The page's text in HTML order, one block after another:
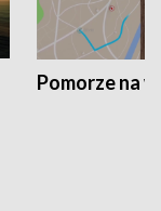
Pomorze na